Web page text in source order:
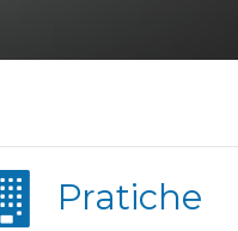
Pratiche